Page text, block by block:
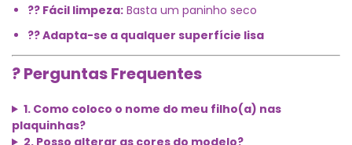
?? Fácil limpeza: Basta um paninho seco
?? Adapta-se a qualquer superfície lisa
? Perguntas Frequentes
1. Como coloco o nome do meu filho(a) nas
plaquinhas?
2. Posso alterar as cores do modelo?